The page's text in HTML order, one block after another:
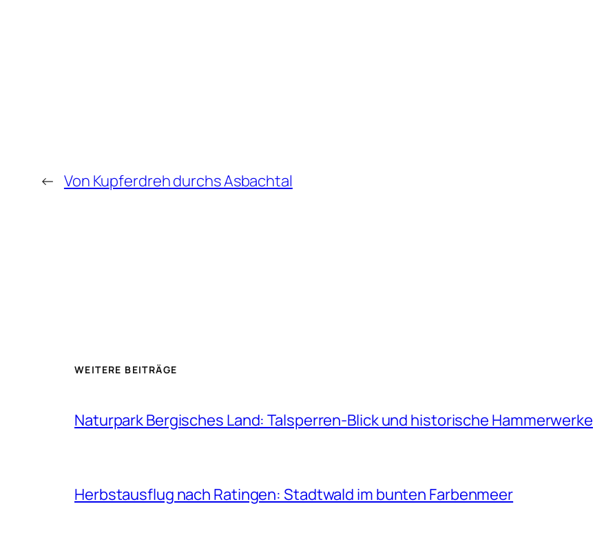
← Von Kupferdreh durchs Asbachtal
WEITERE BEITRÄGE
Naturpark Bergisches Land: Talsperren-Blick und historische Hammerwerke
Herbstausflug nach Ratingen: Stadtwald im bunten Farbenmeer